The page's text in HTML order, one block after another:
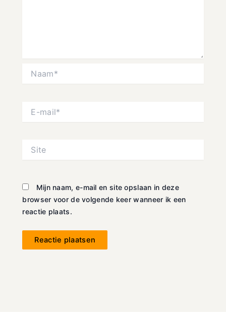
mail*
Mijn naam, e-mail en site opslaan in deze
browser voor de volgende keer wanneer ik een
reactie plaats.